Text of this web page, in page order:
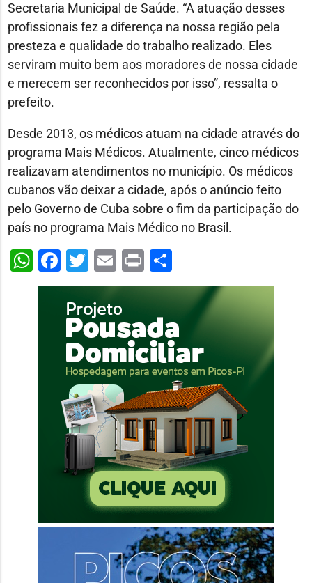
Secretaria Municipal de Saúde. “A atuação desses
profissionais fez a diferença na nossa região pela
presteza e qualidade do trabalho realizado. Eles
serviram muito bem aos moradores de nossa cidade
e merecem ser reconhecidos por isso”, ressalta o
prefeito.
Desde 2013, os médicos atuam na cidade através do
programa Mais Médicos. Atualmente, cinco médicos
realizavam atendimentos no município. Os médicos
cubanos vão deixar a cidade, após o anúncio feito
pelo Governo de Cuba sobre o fim da participação do
país no programa Mais Médico no Brasil.
WhatsApp
Facebook
Twitter
Email
PrintShare